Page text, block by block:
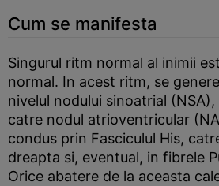
Cum se manifesta
Singurul ritm normal al inimii
normal. In acest ritm, se
nivelul nodului sinoatrial
catre nodul atrioventricular
condus prin Fasciculul His,
dreapta si, eventual, in fibrele
Orice abatere de la aceasta